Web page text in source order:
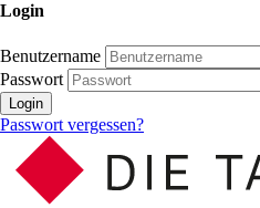
Login
Benutzername
Passwort
Login
Passwort vergessen?